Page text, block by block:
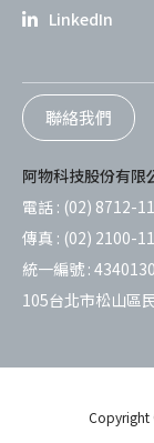
LinkedIn
聯絡我們
阿物科技股份有限
電話 : (02) 8712-
傳真 : (02) 2100-
統一編號 :
105台北市松山區
Copyright